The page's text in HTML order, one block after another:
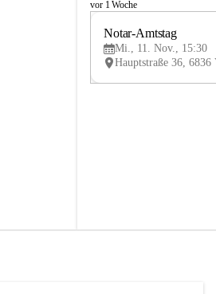
V
vor 1 Woche
Notar-Amtstag
Mi., 11. Nov., 15:30